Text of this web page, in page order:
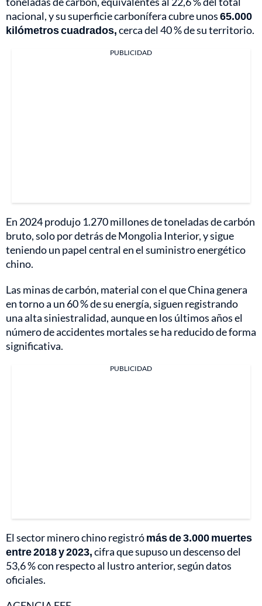
nacional, y su superficie carbonífera cubre unos65.000
kilómetros cuadrados,cerca del 40 % de su territorio.
PUBLICIDAD
En 2024 produjo 1.270 millones de toneladas de carbón
bruto, solo por detrás de Mongolia Interior, y sigue
teniendo un papel central en el suministro energético
chino.
Las minas de carbón, material con el que China genera
en torno a un 60 % de su energía, siguen registrando
una alta siniestralidad, aunque en los últimos años el
número de accidentes mortales se ha reducido de forma
significativa.
PUBLICIDAD
El sector minero chino registrómás de 3.000 muertes
entre 2018 y 2023,cifra que supuso un descenso del
53,6 % con respecto al lustro anterior, según datos
oficiales.